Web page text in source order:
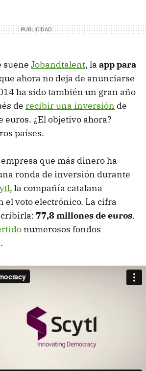
suene Jobandtalent, la app para
que ahora no deja de anunciarse
ha sido también un gran año
de recibir una inversión de
euros. ¿El objetivo ahora?
países.
que más dinero ha
ronda de inversión durante
, la compañía catalana
el voto electrónico. La cifra
77,8 millones de euros.
numerosos fondos